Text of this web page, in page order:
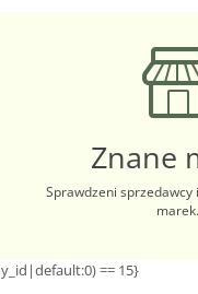
Znane
Sprawdzeni sprzedawcy
marek.
== 15}